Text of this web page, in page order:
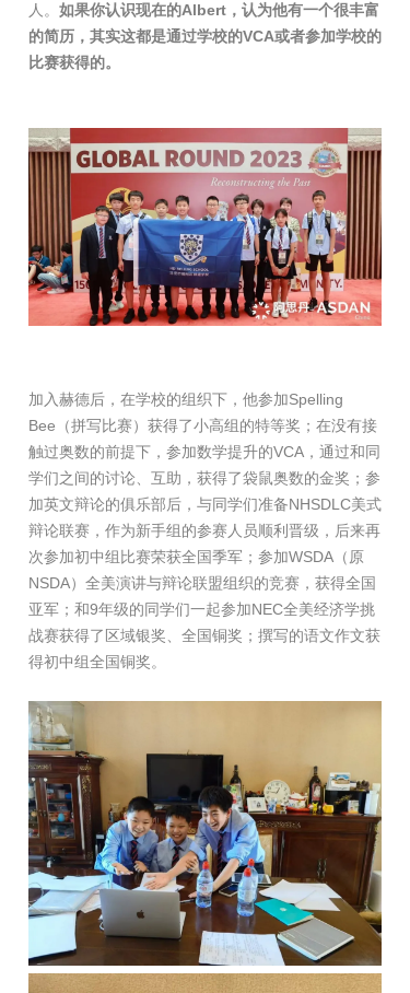
人。 如果你认识现在的Albert，认为他有一个很丰富
的简历，其实这都是通过学校的VCA或者参加学校的
比赛获得的。
加入赫德后，在学校的组织下，他参加Spelling
Bee（拼写比赛）获得了小高组的特等奖；在没有接
触过奥数的前提下，参加数学提升的VCA，通过和同
学们之间的讨论、互助，获得了袋鼠奥数的金奖；参
加英文辩论的俱乐部后，与同学们准备NHSDLC美式
辩论联赛，作为新手组的参赛人员顺利晋级，后来再
次参加初中组比赛荣获全国季军；参加WSDA（原
NSDA）全美演讲与辩论联盟组织的竞赛，获得全国
亚军；和9年级的同学们一起参加NEC全美经济学挑
战赛获得了区域银奖、全国铜奖；撰写的语文作文获
得初中组全国铜奖。